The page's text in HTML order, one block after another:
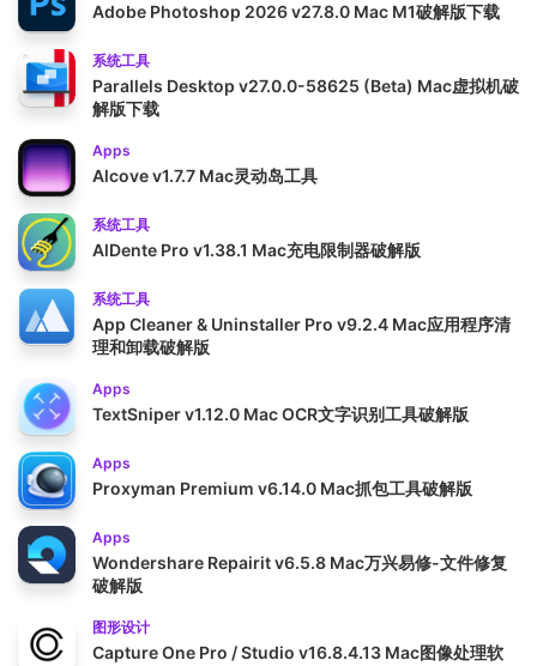
Adobe Photoshop 2026 v27.8.0 Mac M1破解版下载
系统工具
Parallels Desktop v27.0.0-58625 (Beta) Mac虚拟机破
解版下载
Apps
Alcove v1.7.7 Mac灵动岛工具
系统工具
AlDente Pro v1.38.1 Mac充电限制器破解版
系统工具
App Cleaner & Uninstaller Pro v9.2.4 Mac应用程序清
理和卸载破解版
Apps
TextSniper v1.12.0 Mac OCR文字识别工具破解版
Apps
Proxyman Premium v6.14.0 Mac抓包工具破解版
Apps
Wondershare Repairit v6.5.8 Mac万兴易修-文件修复
破解版
图形设计
Capture One Pro / Studio v16.8.4.13 Mac图像处理软